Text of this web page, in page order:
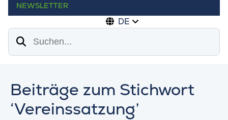
NEWSLETTER
DE
Suchen
Beiträge zum Stichwort
‘Vereinssatzung’